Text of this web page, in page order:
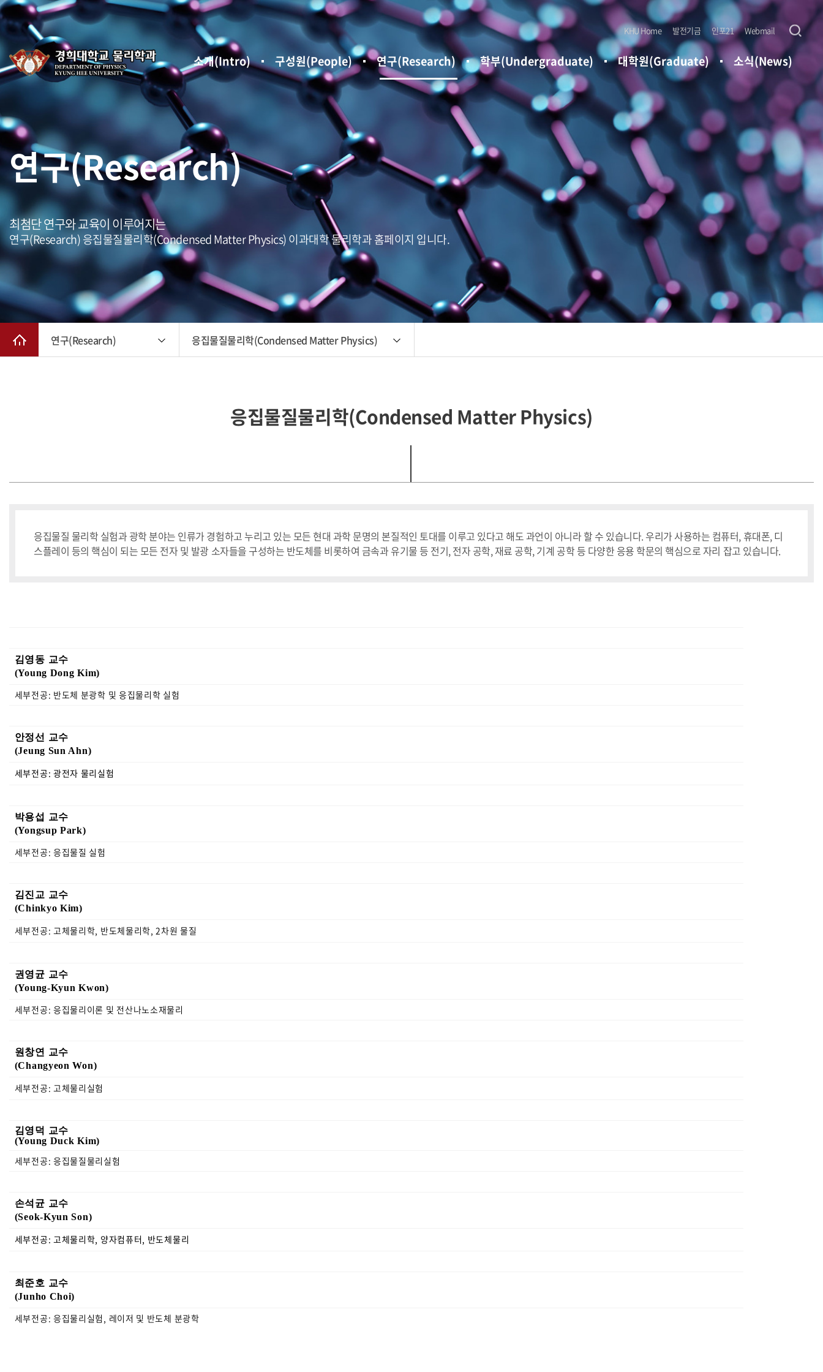
KHU Home 발전기금 인포21 Webmail
소개(Intro) 구성원(People) 연구(Research) 학부(Undergraduate) 대학원(Graduate) 소식(News)
연구(Research)
최첨단 연구와 교육이 이루어지는
연구(Research) 응집물질물리학(Condensed Matter Physics) 이과대학 물리학과 홈페이지 입니다.
연구(Research) 응집물질물리학(Condensed Matter Physics)
응집물질물리학(Condensed Matter Physics)
응집물질 물리학 실험과 광학 분야는 인류가 경험하고 누리고 있는 모든 현대 과학 문명의 본질적인 토대를 이루고 있다고 해도 과언이 아니라 할 수 있습니다. 우리가 사용하는 컴퓨터, 휴대폰, 디
스플레이 등의 핵심이 되는 모든 전자 및 발광 소자들을 구성하는 반도체를 비롯하여 금속과 유기물 등 전기, 전자 공학, 재료 공학, 기계 공학 등 다양한 응용 학문의 핵심으로 자리 잡고 있습니다.
김영동 교수
(Young Dong Kim)
세부전공: 반도체 분광학 및 응집물리학 실험
안정선 교수
(Jeung Sun Ahn)
세부전공: 광전자 물리실험
박용섭 교수
(Yongsup Park)
세부전공: 응집물질 실험
김진교 교수
(Chinkyo Kim)
세부전공: 고체물리학, 반도체물리학, 2차원 물질
권영균 교수
(Young-Kyun Kwon)
세부전공: 응집물리이론 및 전산나노소재물리
원창연 교수
(Changyeon Won)
세부전공: 고체물리실험
김영덕 교수
(Young Duck Kim)
세부전공: 응집물질물리실험
손석균 교수
(Seok-Kyun Son)
세부전공: 고체물리학, 양자컴퓨터, 반도체물리
최준호 교수
(Junho Choi)
세부전공: 응집물리실험, 레이저 및 반도체 분광학